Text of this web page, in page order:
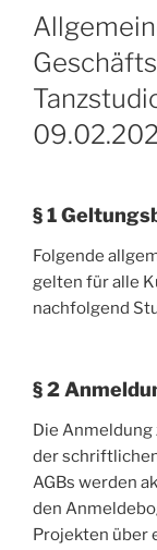
§ 1
Folgende
gelten für alle
nachfolgend
§ 2
Die
der
AGBs werden
den
Projekten über